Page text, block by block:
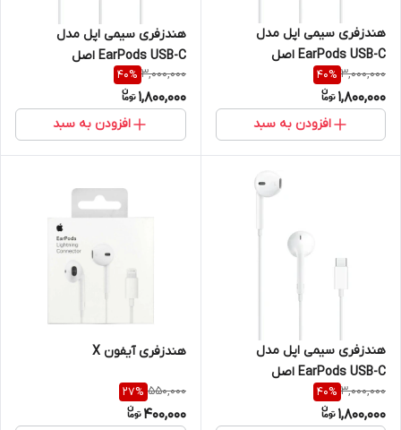
هندزفری سیمی اپل مدل
EarPods USB-C اصل
3,000,000
40%
1,800,000
افزودن به سبد
هندزفری سیمی اپل مدل
EarPods USB-C اصل
3,000,000
40%
1,800,000
افزودن به سبد
هندزفری سیمی اپل مدل
EarPods USB-C اصل
3,000,000
40%
1,800,000
هندزفری آیفون X
550,000
27%
400,000